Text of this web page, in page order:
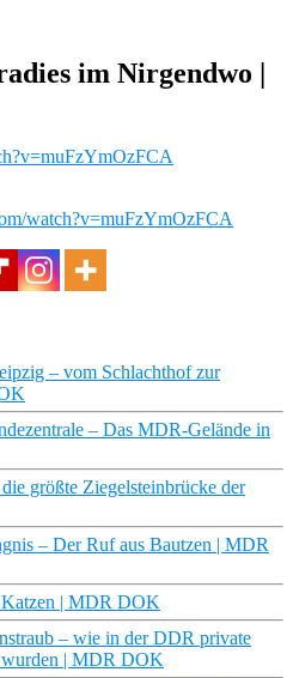
im Nirgendwo |
watch?v=muFzYmOzFCA
– vom Schlachthof zur
– Das MDR-Gelände in
größte Ziegelsteinbrücke der
– Der Ruf aus Bautzen | MDR
Katzen | MDR DOK
– wie in der DDR private
wurden | MDR DOK